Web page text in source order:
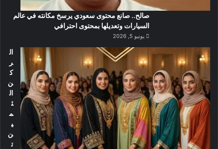
صالح.. صانع محتوى سعودي يرسخ مكانته في عالم
السيارات وتعديلها بمحتوى احترافي
يونيو 5, 2026
ال
ر
ك
ن
ال
ث
م
ي
ن
ت